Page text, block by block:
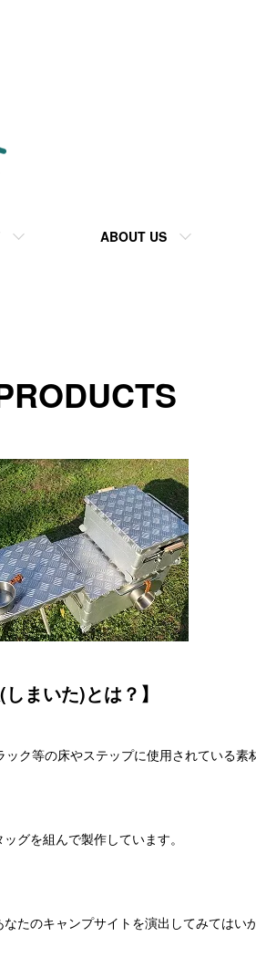
ABOUT US
(しまいた)とは？】
ク等の床やステップに使用されている素
グを組んで製作しています。
たのキャンプサイトを演出してみてはい